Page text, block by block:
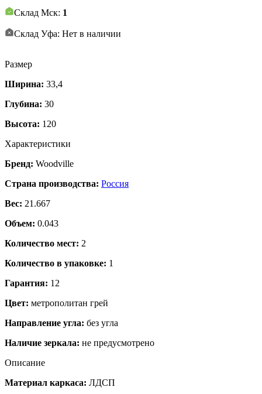
Склад Мск: 1
Склад Уфа: Нет в наличии
Размер
Ширина: 33,4
Глубина: 30
Высота: 120
Характеристики
Бренд: Woodville
Страна производства: Россия
Вес: 21.667
Объем: 0.043
Количество мест: 2
Количество в упаковке: 1
Гарантия: 12
Цвет: метрополитан грей
Направление угла: без угла
Наличие зеркала: не предусмотрено
Описание
Материал каркаса: ЛДСП